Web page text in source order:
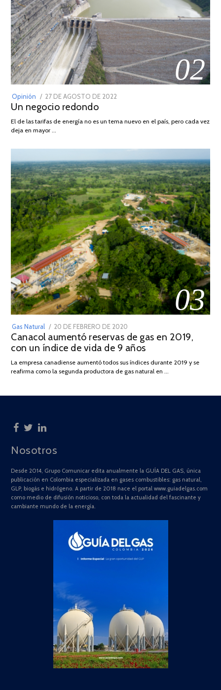
02
Opinión
POSTED
ON
27 DE AGOSTO DE 2022
DE
Un negocio redondo
El de las tarifas de energía no es un tema nuevo en el país, pero cada vez
deja en mayor …
03
Gas Natural
POSTED
ON
20 DE FEBRERO DE 2020
DE
JULIO
2025
Canacol aumentó reservas de gas en 2019,
con un índice de vida de 9 años
La empresa canadiense aumentó todos sus índices durante 2019 y se
reafirma como la segunda productora de gas natural en …
Nosotros
Desde 2014, Grupo Comunicar edita anualmente la GUÍA DEL GAS, única
publicación en Colombia especializada en gases combustibles: gas natural,
GLP, biogás e hidrógeno. A partir de 2018 nace el portal www.guiadelgas.com
como medio de difusión noticioso, con toda la actualidad del fascinante y
cambiante mundo de la energía.